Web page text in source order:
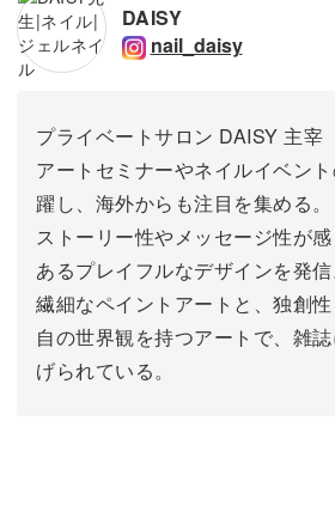
DAISY
nail_daisy
プライベートサロン DAISY 主宰
アートセミナーやネイルイベン
躍し、海外からも注目を集める。
ストーリー性やメッセージ性が
あるプレイフルなデザインを発信
繊細なペイントアートと、独創
自の世界観を持つアートで、雑
げられている。